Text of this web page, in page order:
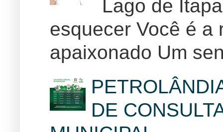
Lago de
esquecer Você é a
apaixonado Um
DE